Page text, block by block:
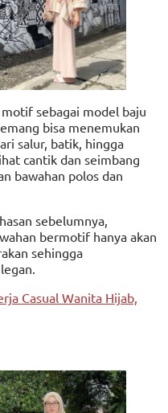
sebagai model baju
bisa menemukan
salur, batik, hingga
cantik dan seimbang
bawahan polos dan
sebelumnya,
bermotif hanya akan
sehingga
Casual Wanita Hijab,